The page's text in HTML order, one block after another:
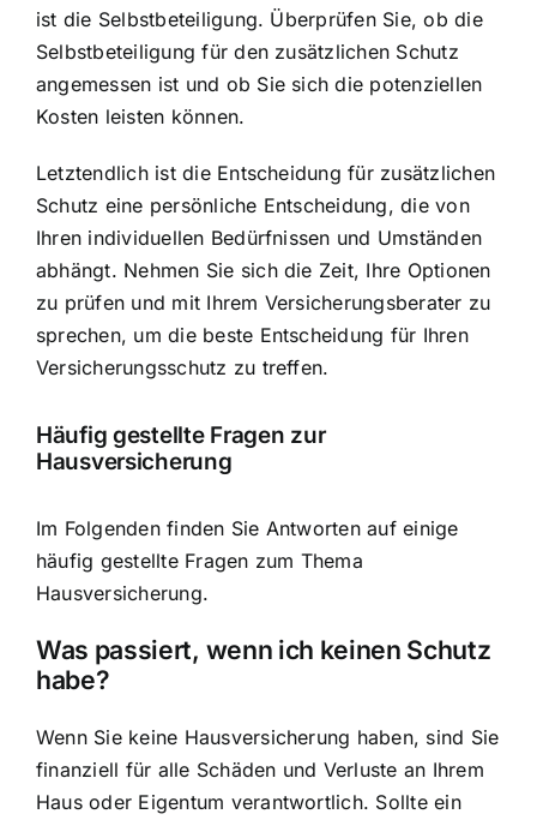
ist die Selbstbeteiligung. Überprüfen Sie, ob die
Selbstbeteiligung für den zusätzlichen Schutz
angemessen ist und ob Sie sich die potenziellen
Kosten leisten können.
Letztendlich ist die Entscheidung für zusätzlichen
Schutz eine persönliche Entscheidung, die von
Ihren individuellen Bedürfnissen und Umständen
abhängt. Nehmen Sie sich die Zeit, Ihre Optionen
zu prüfen und mit Ihrem Versicherungsberater zu
sprechen, um die beste Entscheidung für Ihren
Versicherungsschutz zu treffen.
Häufig gestellte Fragen zur
Hausversicherung
Im Folgenden finden Sie Antworten auf einige
häufig gestellte Fragen zum Thema
Hausversicherung.
Was passiert, wenn ich keinen Schutz
habe?
Wenn Sie keine Hausversicherung haben, sind Sie
finanziell für alle Schäden und Verluste an Ihrem
Haus oder Eigentum verantwortlich. Sollte ein